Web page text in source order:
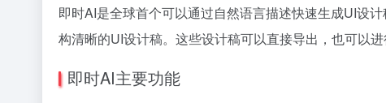
即时AI是全球首个可以通过自然语言描述快速生成UI设
构清晰的UI设计稿。这些设计稿可以直接导出，也可以
即时AI主要功能